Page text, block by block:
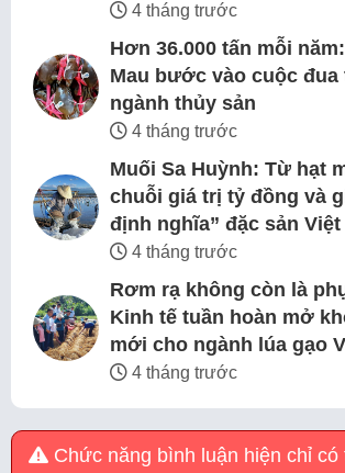
4 tháng trước
Hơn 36.000 tấn mỗi
Mau bước vào cuộc đua
ngành thủy sản
4 tháng trước
Muối Sa Huỳnh: Từ hạt
chuỗi giá trị tỷ đồng và
định nghĩa” đặc sản Việt
4 tháng trước
Rơm rạ không còn là
Kinh tế tuần hoàn mở
mới cho ngành lúa gạo
4 tháng trước
Chức năng bình luận hiện chỉ có